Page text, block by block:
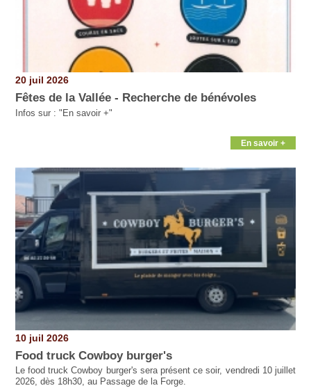
20 juil 2026
Fêtes de la Vallée - Recherche de bénévoles
Infos sur : "En savoir +"
En savoir +
10 juil 2026
Food truck Cowboy burger's
Le food truck Cowboy burger's sera présent ce soir, vendredi 10 juillet
2026, dès 18h30, au Passage de la Forge.